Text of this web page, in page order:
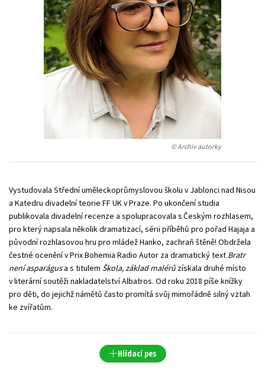
Young adult (SK)
Zahraniční literatura Zdraví a životní styl
Všechny tituly
© Archiv autorky
Vystudovala Střední uměleckoprůmyslovou školu v Jablonci nad Nisou
a Katedru divadelní teorie FF UK v Praze. Po ukončení studia
publikovala divadelní recenze a spolupracovala s Českým rozhlasem,
pro který napsala několik dramatizací, sérii příběhů pro pořad Hajaja a
původní rozhlasovou hru pro mládež Hanko, zachraň štěně! Obdržela
čestné ocenění v Prix Bohemia Radio Autor za dramatický text Bratr
není asparágusa s titulem Škola, základ malérů získala druhé místo
v literární soutěži nakladatelství Albatros. Od roku 2018 píše knížky
pro děti, do jejichž námětů často promítá svůj mimořádně silný vztah
ke zvířatům.
Hlídací pes